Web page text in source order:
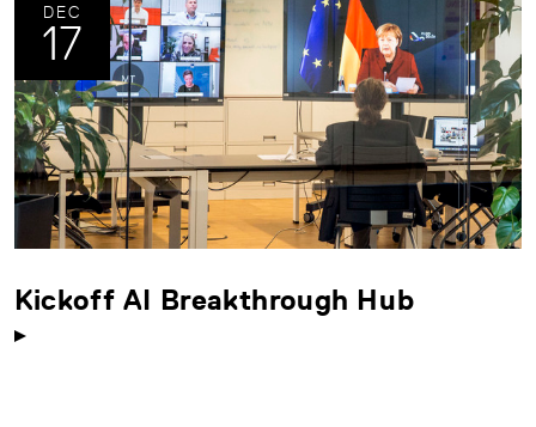
DEC
17
Kickoff AI Breakthrough Hub